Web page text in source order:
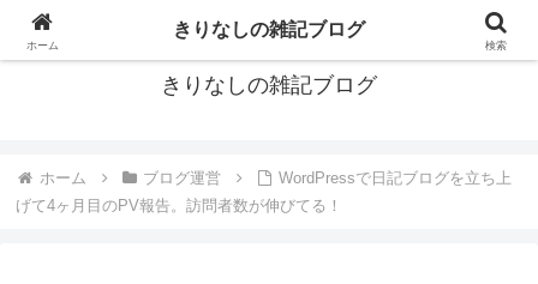
ブログもいいよね
きりなしの雑記ブログ
ホーム ブログ運営
WordPressで日記ブログを立ち上
げて4ヶ月目のPV報告。訪問者数が伸びてる！
ホーム
きりなしの雑記ブログ
検索